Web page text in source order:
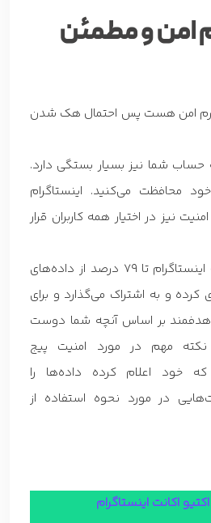
امن و مطمئن
امن هست پس احتمال هک شدن
حساب شما نیز بسیار بستگی دارد.
محافظت می‌کنید. اینستاگرام
نیز در اختیار همه کاربران قرار
گزارش‌ها نشان داده که اینستاگرام تا 79 درصد از داده‌های
کرده و به اشتراک می‌گذارد و برای
هدفمند بر اساس آنچه شما دوست
نکته مهم در مورد امنیت پیج
خود اعلام کرده داده‌ها را
در مورد نحوه استفاده از
اکانت اینستاگرام